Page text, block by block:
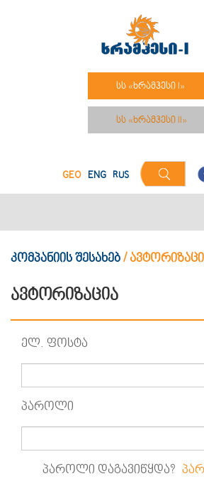
სს «ხრამჰესი I»
სს «ხრამჰესი II»
GEO ENG RUS
კომპანიის შესახებ /
ავტორიზაცია
ელ. ფოსტა
პაროლი
პაროლი დაგავიწყდა?